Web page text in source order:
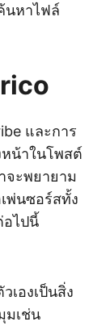
นหาไฟล์
และการ
น้าในโพสต์
จะพยายาม
พ่นซอร์สทั้ง
ไปนี้
เองเป็นสิ่ง
มเช่น